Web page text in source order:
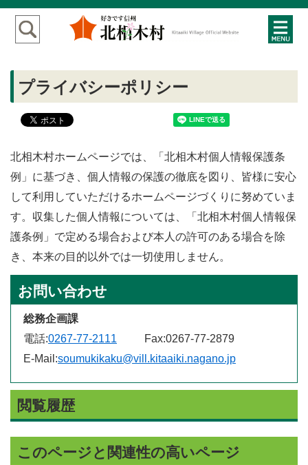
プライバシーポリシー
北相木村ホームページでは、「北相木村個人情報保護条
例」に基づき、個人情報の保護の徹底を図り、皆様に安心
して利用していただけるホームページづくりに努めていま
す。収集した個人情報については、「北相木村個人情報保
護条例」で定める場合および本人の許可のある場合を除
き、本来の目的以外では一切使用しません。
お問い合わせ
総務企画課
電話:0267-77-2111 Fax:0267-77-2879
E-Mail:soumukikaku@vill.kitaaiki.nagano.jp
閲覧履歴
このページと関連性の高いページ